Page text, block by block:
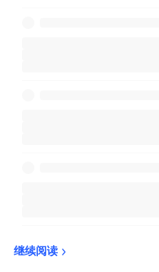
继续阅读